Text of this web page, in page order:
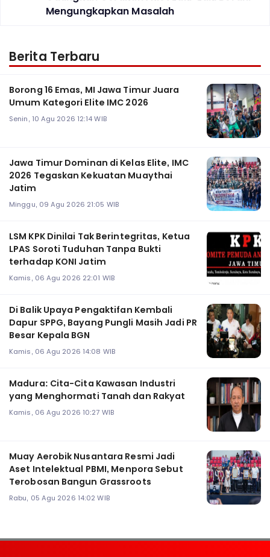
Mengungkapkan Masalah
Berita Terbaru
Borong 16 Emas, MI Jawa Timur Juara
Umum Kategori Elite IMC 2026
Senin, 10 Agu 2026 12:14 WIB
Jawa Timur Dominan di Kelas Elite, IMC
2026 Tegaskan Kekuatan Muaythai
Jatim
Minggu, 09 Agu 2026 21:05 WIB
LSM KPK Dinilai Tak Berintegritas, Ketua
LPAS Soroti Tuduhan Tanpa Bukti
terhadap KONI Jatim
Kamis, 06 Agu 2026 22:01 WIB
Di Balik Upaya Pengaktifan Kembali
Dapur SPPG, Bayang Pungli Masih Jadi PR
Besar Kepala BGN
Kamis, 06 Agu 2026 14:08 WIB
Madura: Cita-Cita Kawasan Industri
yang Menghormati Tanah dan Rakyat
Kamis, 06 Agu 2026 10:27 WIB
Muay Aerobik Nusantara Resmi Jadi
Aset Intelektual PBMI, Menpora Sebut
Terobosan Bangun Grassroots
Rabu, 05 Agu 2026 14:02 WIB